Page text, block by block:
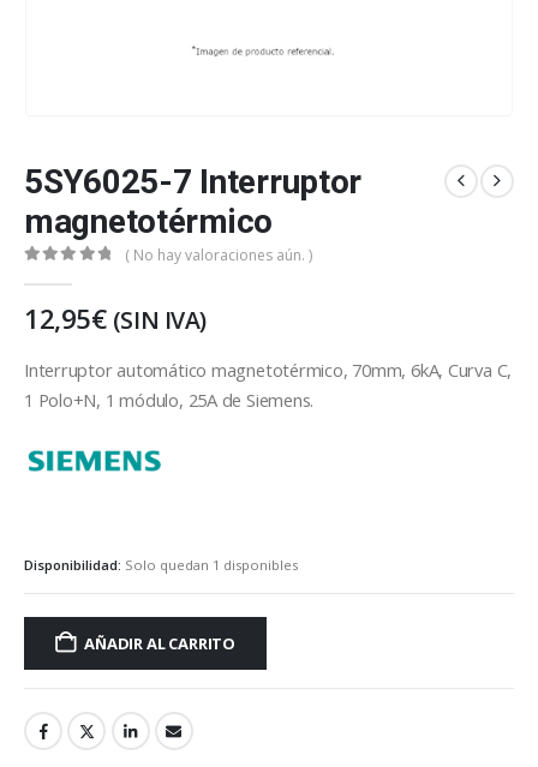
5SY6025-7 Interruptor
magnetotérmico
( No hay valoraciones aún. )
12,95€ (SIN IVA)
Interruptor automático magnetotérmico, 70mm, 6kA, Curva C,
1 Polo+N, 1 módulo, 25A de Siemens.
Disponibilidad: Solo quedan 1 disponibles
AÑADIR AL CARRITO